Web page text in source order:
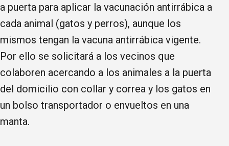
a puerta para aplicar la vacunación antirrábica a
cada animal (gatos y perros), aunque los
mismos tengan la vacuna antirrábica vigente.
Por ello se solicitará a los vecinos que
colaboren acercando a los animales a la puerta
del domicilio con collar y correa y los gatos en
un bolso transportador o envueltos en una
manta.